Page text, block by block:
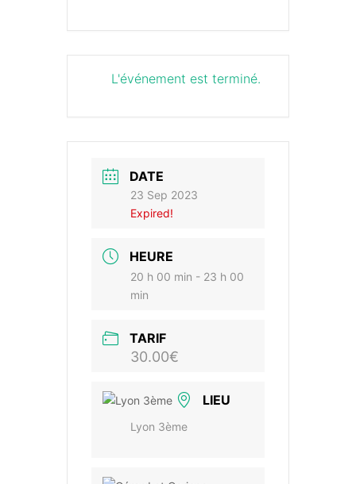
L'événement est terminé.
DATE
23 Sep 2023
Expired!
HEURE
20 h 00 min - 23 h 00
min
TARIF
30.00€
LIEU
Lyon 3ème